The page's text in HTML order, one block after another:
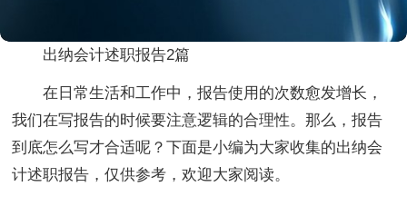
出纳会计述职报告2篇
在日常生活和工作中，报告使用的次数愈发增长，
我们在写报告的时候要注意逻辑的合理性。那么，报告
到底怎么写才合适呢？下面是小编为大家收集的出纳会
计述职报告，仅供参考，欢迎大家阅读。